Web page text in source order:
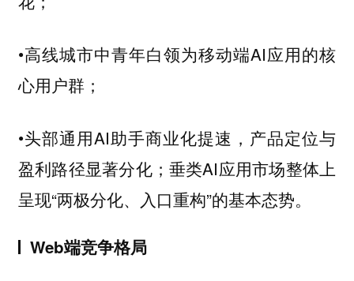
•高线城市中青年白领为移动端AI应用的核
心用户群；
•头部通用AI助手商业化提速，产品定位与
盈利路径显著分化；垂类AI应用市场整体上
呈现“两极分化、入口重构”的基本态势。
Web端竞争格局